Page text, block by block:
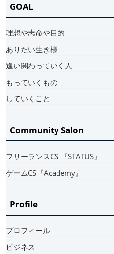
GOAL
理想や志命や目的
ありたい生き様
逢い関わっていく人
もっていくもの
していくこと
Community Salon
フリーランスCS 『STATUS』
ゲームCS『Academy』
Profile
プロフィール
ビジネス